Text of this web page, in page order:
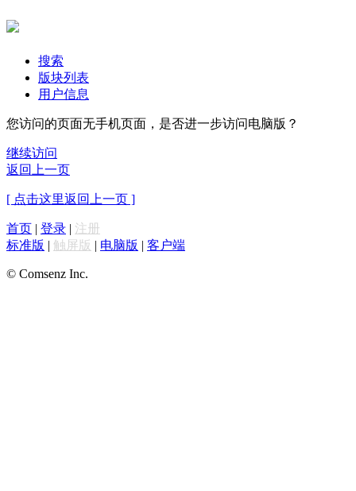
搜索
版块列表
用户信息
您访问的页面无手机页面，是否进一步访问电脑版？
继续访问
返回上一页
[ 点击这里返回上一页 ]
首页 | 登录 | 注册
标准版 | 触屏版 | 电脑版 | 客户端
© Comsenz Inc.